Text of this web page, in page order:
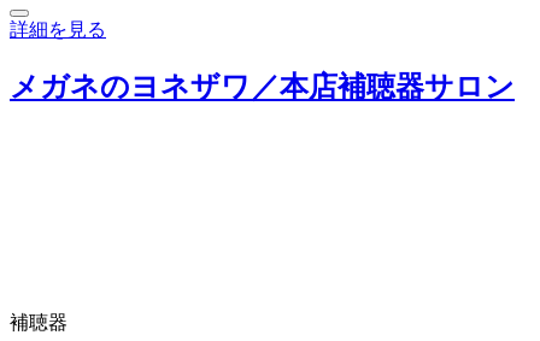
詳細を見る
メガネのヨネザワ／本店補聴器サロン
補聴器